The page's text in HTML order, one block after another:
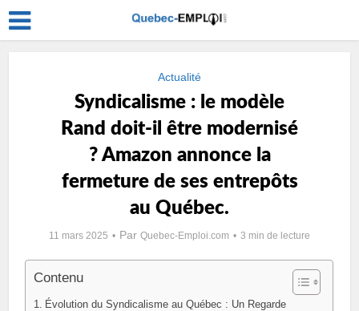
Actualité
Syndicalisme : le modèle
Rand doit-il être modernisé
? Amazon annonce la
fermeture de ses entrepôts
au Québec.
11 mars 2025 Par Quebec-Emploi.com 3 min de lecture
Contenu
Évolution du Syndicalisme au Québec : Un Regarde